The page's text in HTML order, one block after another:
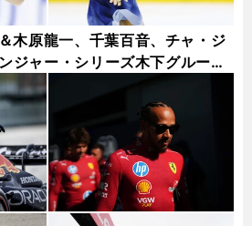
木原龍一、千葉百音、チャ・ジ
ジャー・シリーズ木下グループ